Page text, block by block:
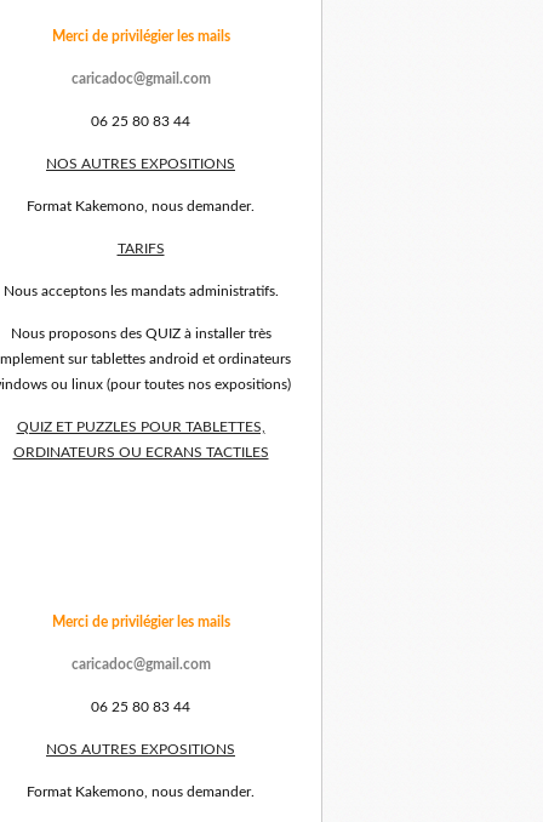
Merci de privilégier les mails
caricadoc@gmail.com
06 25 80 83 44
NOS AUTRES EXPOSITIONS
Format Kakemono, nous demander.
TARIFS
Nous acceptons les mandats administratifs.
Nous proposons des QUIZ à installer très
sur tablettes android et ordinateurs
ou linux (pour toutes nos expositions)
QUIZ ET PUZZLES POUR TABLETTES,
ORDINATEURS OU ECRANS TACTILES
Merci de privilégier les mails
caricadoc@gmail.com
06 25 80 83 44
NOS AUTRES EXPOSITIONS
Format Kakemono, nous demander.